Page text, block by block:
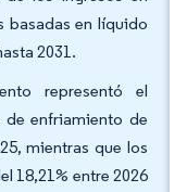
basadas en líquido
2031.
representó el
de enfriamiento de
mientras que los
18,21% entre 2026